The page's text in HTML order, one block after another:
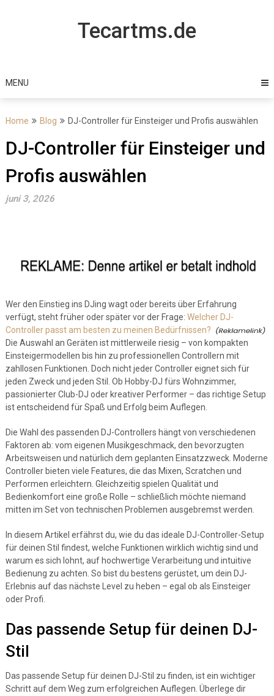
Tecartms.de
MENU
Home Blog DJ-Controller für Einsteiger und Profis auswählen
DJ-Controller für Einsteiger und
Profis auswählen
juni 3, 2026
Wer den Einstieg ins DJing wagt oder bereits über Erfahrung
verfügt, steht früher oder später vor der Frage: Welcher DJ-
Controller passt am besten zu meinen Bedürfnissen?
Die Auswahl an Geräten ist mittlerweile riesig – von kompakten
Einsteigermodellen bis hin zu professionellen Controllern mit
zahllosen Funktionen. Doch nicht jeder Controller eignet sich für
jeden Zweck und jeden Stil. Ob Hobby-DJ fürs Wohnzimmer,
passionierter Club-DJ oder kreativer Performer – das richtige Setup
ist entscheidend für Spaß und Erfolg beim Auflegen.
Die Wahl des passenden DJ-Controllers hängt von verschiedenen
Faktoren ab: vom eigenen Musikgeschmack, den bevorzugten
Arbeitsweisen und natürlich dem geplanten Einsatzzweck. Moderne
Controller bieten viele Features, die das Mixen, Scratchen und
Performen erleichtern. Gleichzeitig spielen Qualität und
Bedienkomfort eine große Rolle – schließlich möchte niemand
mitten im Set von technischen Problemen ausgebremst werden.
In diesem Artikel erfährst du, wie du das ideale DJ-Controller-Setup
für deinen Stil findest, welche Funktionen wirklich wichtig sind und
warum es sich lohnt, auf hochwertige Verarbeitung und intuitive
Bedienung zu achten. So bist du bestens gerüstet, um dein DJ-
Erlebnis auf das nächste Level zu heben – egal ob als Einsteiger
oder Profi.
Das passende Setup für deinen DJ-
Stil
Das passende Setup für deinen DJ-Stil zu finden, ist ein wichtiger
Schritt auf dem Weg zum erfolgreichen Auflegen. Überlege dir